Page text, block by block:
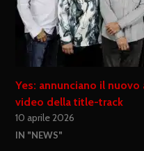
Yes: annunciano il nuovo
video della title-track
10 aprile 2026
IN "NEWS"